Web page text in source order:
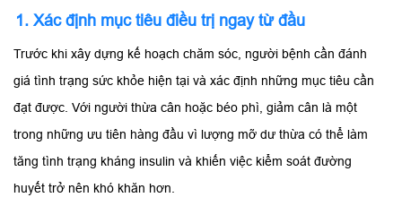
1. Xác định mục tiêu điều trị ngay từ đầu
Trước khi xây dựng kế hoạch chăm sóc, người bệnh cần đánh
giá tình trạng sức khỏe hiện tại và xác định những mục tiêu cần
đạt được. Với người thừa cân hoặc béo phì, giảm cân là một
trong những ưu tiên hàng đầu vì lượng mỡ dư thừa có thể làm
tăng tình trạng kháng insulin và khiến việc kiểm soát đường
huyết trở nên khó khăn hơn.